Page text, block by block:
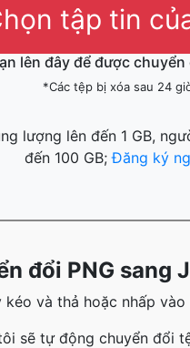
tập tin
lên đây để được
*Các tệp bị xóa sau 24
lượng lên đến 1 GB,
đến 100 GB;Đăng ký
đổi PNG sang
kéo và thả hoặc nhấp
sẽ tự động chuyển đổi